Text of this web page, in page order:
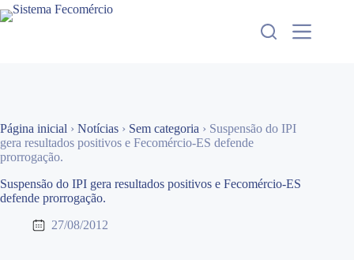
Pular
para
Página inicial › Notícias › Sem categoria › Suspensão do IPI
gera resultados positivos e Fecomércio-ES defende
prorrogação.
Suspensão do IPI gera resultados positivos e Fecomércio-ES
defende prorrogação.
27/08/2012